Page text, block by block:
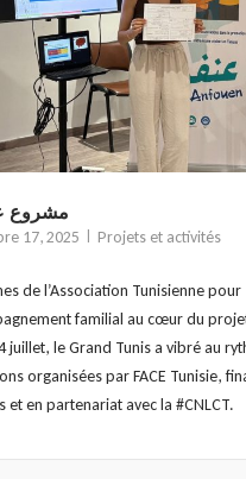
مشروع
17, 2025 Projets et activités
de l’Association Tunisienne pour
familial au cœur du
juillet, le Grand Tunis a vibré au
organisées par FACE Tunisie,
et en partenariat avec la #CNLCT.